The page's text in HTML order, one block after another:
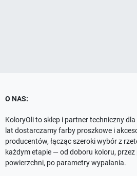
O NAS:
KoloryOli to sklep i partner techniczny
lat dostarczamy farby proszkowe i
producentów, łącząc szeroki wybór z
każdym etapie — od doboru koloru,
powierzchni, po parametry wypalania.